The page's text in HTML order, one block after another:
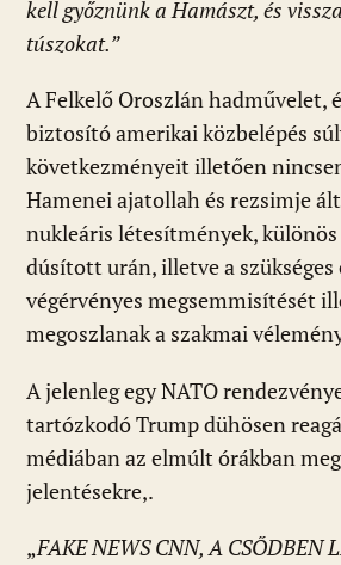
kell győznünk a Hamászt, és
túszokat.”
A Felkelő Oroszlán hadművelet,
biztosító amerikai közbelépés
következményeit illetően
Hamenei ajatollah és rezsimje
nukleáris létesítmények,
dúsított urán, illetve a
végérvényes megsemmisítését
megoszlanak a szakmai
A jelenleg egy NATO
tartózkodó Trump dühösen
médiában az elmúlt órákban
jelentésekre,.
„FAKE NEWS CNN, A CSŐDBEN